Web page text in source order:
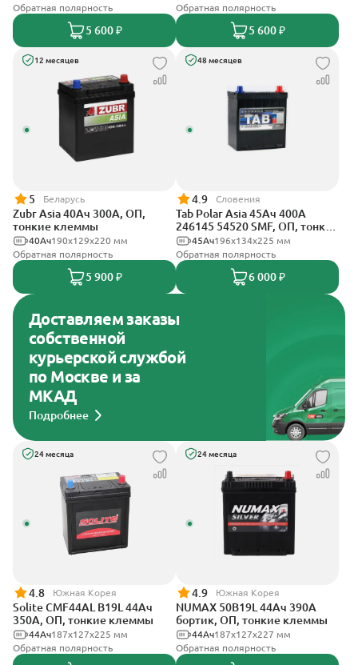
Обратная полярность
5 600 ₽
Обратная полярность
5 600 ₽
12 месяцев
5 Беларусь
Zubr Asia 40Ач 300А, ОП,
тонкие клеммы
190x129x220 мм
40Ач
Обратная полярность
5 900 ₽
48 месяцев
4.9 Словения
Tab Polar Asia 45Ач 400А
246145 54520 SMF, ОП, тонкие
клеммы196x134x225 мм
45Ач
Обратная полярность
6 000 ₽
Доставляем заказы
собственной
курьерской службой
по Москве и за
МКАД
Подробнее
24 месяца
4.8 Южная Корея
Solite CMF44AL B19L 44Ач
350А, ОП, тонкие клеммы
187x127x225 мм
44Ач
Обратная полярность
24 месяца
4.9 Южная Корея
NUMAX 50B19L 44Ач 390А
бортик, ОП, тонкие клеммы
187х127х227 мм
44Ач
Обратная полярность